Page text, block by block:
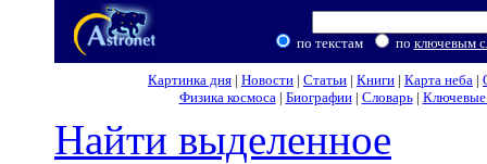
по текстам по ключевым
Картинка дня | Новости | Статьи | Книги | Карта неба |
Физика космоса| Биографии| Словарь| Ключевые
Найти выделенное